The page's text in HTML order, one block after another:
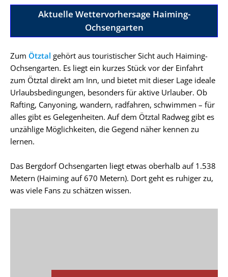
Aktuelle Wettervorhersage Haiming-
Ochsengarten
Zum Ötztal gehört aus touristischer Sicht auch Haiming-
Ochsengarten. Es liegt ein kurzes Stück vor der Einfahrt
zum Ötztal direkt am Inn, und bietet mit dieser Lage ideale
Urlaubsbedingungen, besonders für aktive Urlauber. Ob
Rafting, Canyoning, wandern, radfahren, schwimmen – für
alles gibt es Gelegenheiten. Auf dem Ötztal Radweg gibt es
unzählige Möglichkeiten, die Gegend näher kennen zu
lernen.
Das Bergdorf Ochsengarten liegt etwas oberhalb auf 1.538
Metern (Haiming auf 670 Metern). Dort geht es ruhiger zu,
was viele Fans zu schätzen wissen.